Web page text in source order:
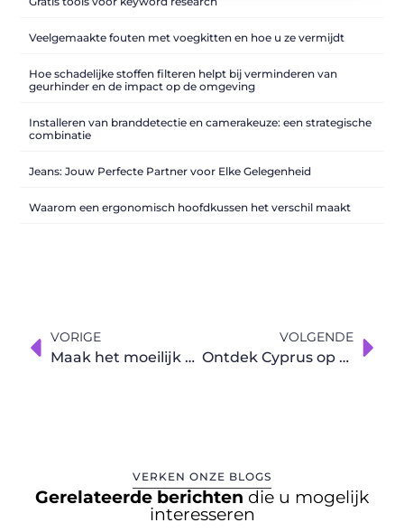
Veelgemaakte fouten met voegkitten en hoe u ze vermijdt
Hoe schadelijke stoffen filteren helpt bij verminderen van
geurhinder en de impact op de omgeving
Installeren van branddetectie en camerakeuze: een strategische
combinatie
Jeans: Jouw Perfecte Partner voor Elke Gelegenheid
Waarom een ergonomisch hoofdkussen het verschil maakt
VORIGE
Maak het moeilijk voor inbrekers
VOLGENDE
Ontdek Cyprus op een unieke manier met deze geweldige tips
VERKEN ONZE BLOGS
Gerelateerde berichten die u mogelijk
interesseren